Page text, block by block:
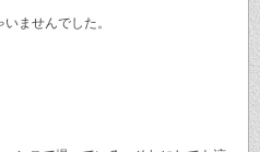
ませんでした。